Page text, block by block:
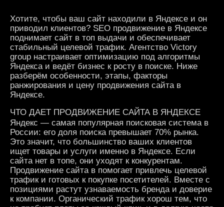
Хотите, чтобы ваш сайт находили в Яндексе и он
приводил клиентов? SEO продвижение в Яндексе
поднимает сайт в топ выдачи и обеспечивает
стабильный целевой трафик. Агентство Victory
group настраивает оптимизацию под алгоритмы
Яндекса и ведёт бизнес к росту в поиске. Ниже
разберём особенности, этапы, факторы
ранжирования и цену продвижения сайта в
Яндексе.
ЧТО ДАЕТ ПРОДВИЖЕНИЕ САЙТА В ЯНДЕКСЕ
Яндекс — самая популярная поисковая система в
России: его доля поиска превышает 70% рынка.
Это значит, что большинство ваших клиентов
ищет товары и услуги именно в Яндексе. Если
сайта нет в топе, они уходят к конкурентам.
Продвижение сайта в помогает привлечь целевой
трафик и готовых к покупке посетителей. Вместе с
позициями растут узнаваемость бренда и доверие
к компании. Органический трафик хорош тем, что